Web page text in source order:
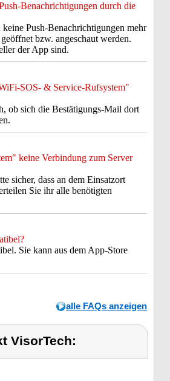
Benachrichtigungen durch die
Push-Benachrichtigungen mehr
bzw. angeschaut werden.
der App sind.
SOS- & Service-Rufsystem"
ob sich die Bestätigungs-Mail dort
keine Verbindung zum Server
sicher, dass an dem Einsatzort
Sie ihr alle benötigten
Sie kann aus dem App-Store
alle FAQs anzeigen
VisorTech: